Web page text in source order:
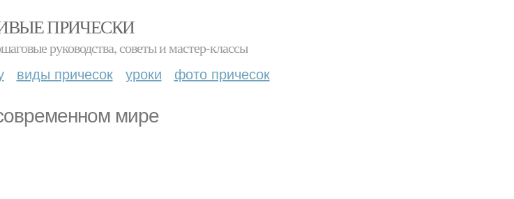
ПРИЧЕСКИ
руководства, советы и мастер-классы
виды причесок уроки фото причесок
мире